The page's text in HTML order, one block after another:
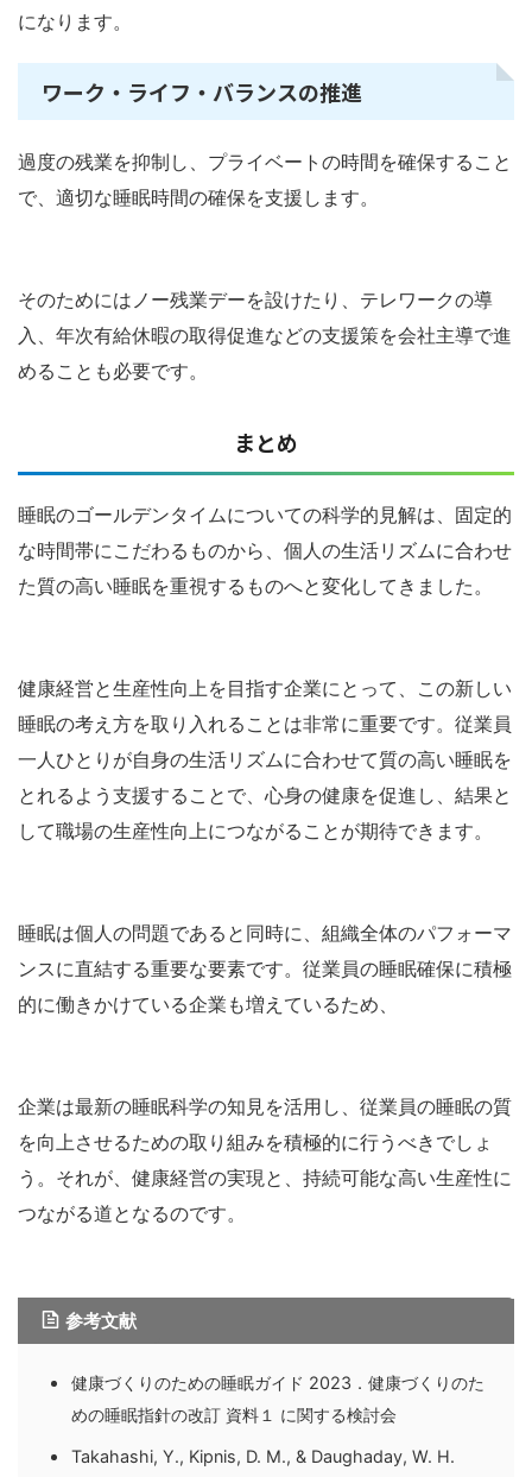
になります。
ワーク・ライフ・バランスの推進
過度の残業を抑制し、プライベートの時間を確保すること
で、適切な睡眠時間の確保を支援します。
そのためにはノー残業デーを設けたり、テレワークの導
入、年次有給休暇の取得促進などの支援策を会社主導で進
めることも必要です。
まとめ
睡眠のゴールデンタイムについての科学的見解は、固定的
な時間帯にこだわるものから、個人の生活リズムに合わせ
た質の高い睡眠を重視するものへと変化してきました。
健康経営と生産性向上を目指す企業にとって、この新しい
睡眠の考え方を取り入れることは非常に重要です。従業員
一人ひとりが自身の生活リズムに合わせて質の高い睡眠を
とれるよう支援することで、心身の健康を促進し、結果と
して職場の生産性向上につながることが期待できます。
睡眠は個人の問題であると同時に、組織全体のパフォーマ
ンスに直結する重要な要素です。従業員の睡眠確保に積極
的に働きかけている企業も増えているため、
企業は最新の睡眠科学の知見を活用し、従業員の睡眠の質
を向上させるための取り組みを積極的に行うべきでしょ
う。それが、健康経営の実現と、持続可能な高い生産性に
つながる道となるのです。
参考文献
健康づくりのための睡眠ガイド 2023．健康づくりのた
めの睡眠指針の改訂 資料１ に関する検討会
Takahashi, Y., Kipnis, D. M., & Daughaday, W. H.